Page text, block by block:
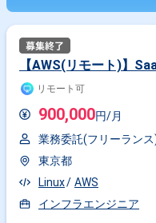
【AWS(リモート)】
リモート可
900,000円/月
業務委託(フリーランス
東京都
Linux
AWS
インフラエンジニア